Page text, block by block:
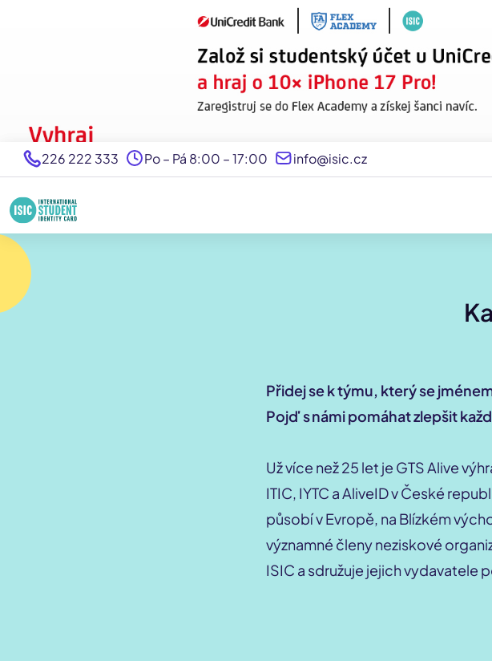
226 222 333 Po – Pá 8:00 – 17:00 info@isic.cz
Přidej se k týmu, který se
Pojď s námi pomáhat zlepšit
Už více než 25 let je GTS Alive
ITIC, IYTC a AliveID v České
působí v Evropě, na Blízkém
významné členy neziskové
ISIC a sdružuje jejich vydavatele